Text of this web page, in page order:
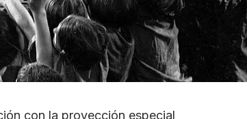
con la proyección especial